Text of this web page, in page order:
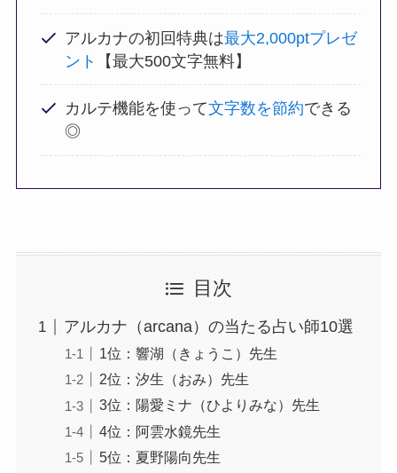
アルカナの初回特典は最大2,000ptプレゼ
ント
【最大500文字無料】
カルテ機能を使って文字数を節約できる
◎
目次
アルカナ（arcana）の当たる占い師10選
1位：響湖（きょうこ）先生
2位：汐生（おみ）先生
3位：陽愛ミナ（ひよりみな）先生
4位：阿雲水鏡先生
5位：夏野陽向先生